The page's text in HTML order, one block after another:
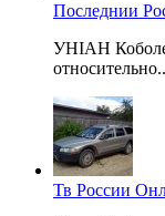
Последнии
УНІАН
Тв России